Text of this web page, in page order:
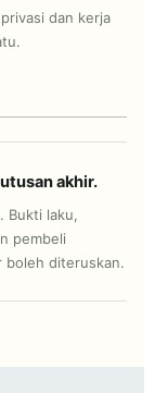
dan kerja
akhir.
Bukti laku,
pembeli
boleh diteruskan.